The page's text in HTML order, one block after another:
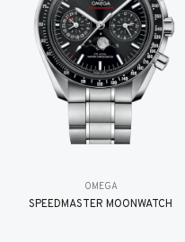
OMEGA
SPEEDMASTER MOONWATCH